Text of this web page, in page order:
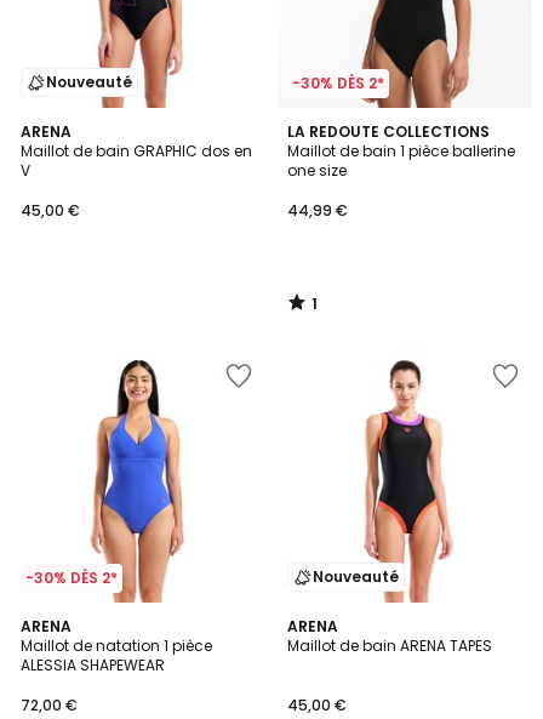
Nouveauté
ARENA
Maillot de bain GRAPHIC dos en
V
45,00 €
-30% DÈS 2*
LA REDOUTE COLLECTIONS
Maillot de bain 1 pièce ballerine
one size
44,99 €
1
/
5
1
/
-30% DÈS 2*
ARENA
Maillot de natation 1 pièce
ALESSIA SHAPEWEAR
72,00 €
Nouveauté
ARENA
Maillot de bain ARENA TAPES
45,00 €